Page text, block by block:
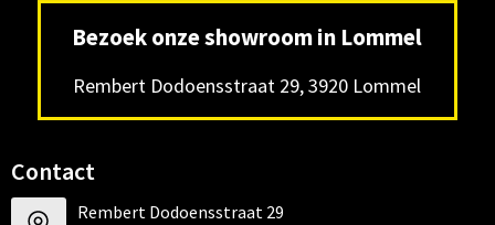
Bezoek onze showroom in Lommel
Rembert Dodoensstraat 29, 3920 Lommel
Contact
Rembert Dodoensstraat 29